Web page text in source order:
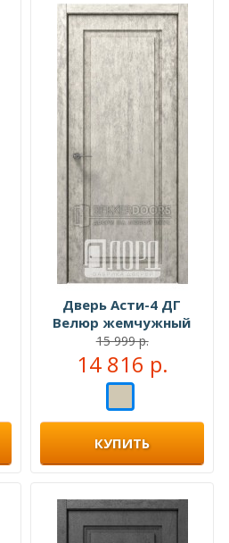
Дверь Асти-4 ДГ
Велюр жемчужный
15 999 р.
14 816 р.
КУПИТЬ